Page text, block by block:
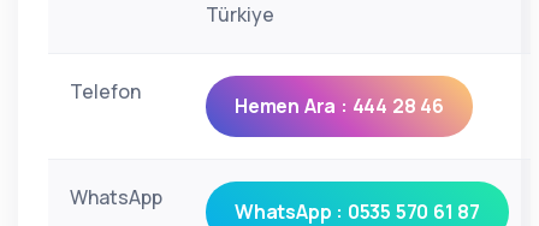
Türkiye
Telefon
Hemen Ara : 444 28 46
WhatsApp
WhatsApp : 0535 570 61 87